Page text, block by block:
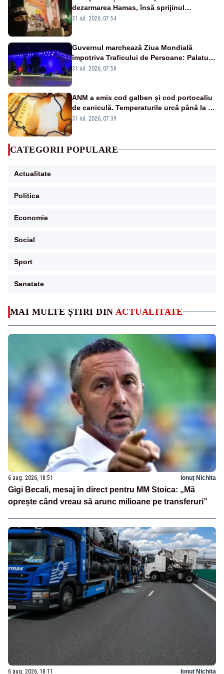
MAI MULTE ȘTIRI DIN ACTUALITATE
6 aug. 2026, 18:51 Ionuț Nichita
Gigi Becali, mesaj în direct pentru MM Stoica: „Mă
oprește când vreau să arunc milioane pe transferuri”
6 aug. 2026, 18:11 Ionuț Nichita
dezarmarea Hamas, însă sprijinul
Israelului rămâne incert
31 iul. 2026, 07:54
Guvernul marchează Ziua Mondială
împotriva Traficului de Persoane: Palatul
Victoria, iluminat în albastru
31 iul. 2026, 07:58
ANM a emis cod galben și cod portocaliu
de caniculă. Temperaturile urcă până la 38
de grade, iar nopțile devin tropicale
31 iul. 2026, 07:39
CATEGORII POPULARE
Actualitate
Politica
Economie
Social
Sport
Sanatate